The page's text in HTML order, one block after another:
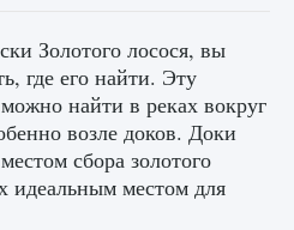
и стадионы в EA
2 395 0 2
Золотого лосося, вы
где его найти. Эту
найти в реках вокруг
возле доков. Доки
сбора золотого
идеальным местом для